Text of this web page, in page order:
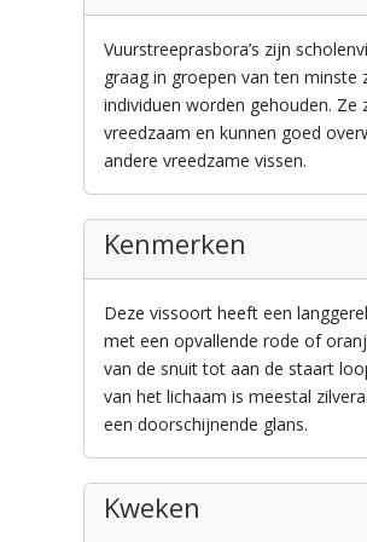
Vuurstreeprasbora’s zijn
graag in groepen van ten minste
individuen worden gehouden. Ze
vreedzaam en kunnen goed
andere vreedzame vissen.
Kenmerken
Deze vissoort heeft een
met een opvallende rode of
van de snuit tot aan de staart
van het lichaam is meestal
een doorschijnende glans.
Kweken